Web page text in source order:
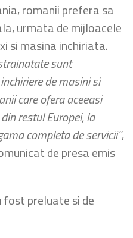
romanii prefera sa
urmata de mijloacele
si masina inchiriata.
sunt
de masini si
care ofera aceeasi
restul Europei, la
completa de servicii”,
de presa emis
preluate si de